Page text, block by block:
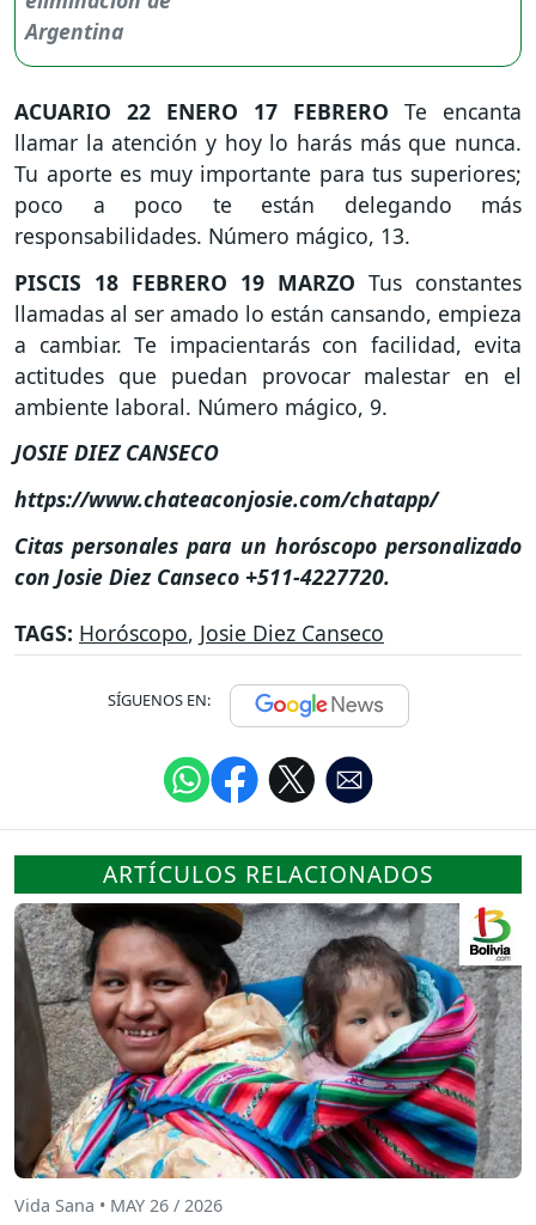
ACUARIO 22 ENERO 17 FEBRERO Te encanta
llamar la atención y hoy lo harás más que nunca.
Tu aporte es muy importante para tus superiores;
poco a poco te están delegando más
responsabilidades. Número mágico, 13.
PISCIS 18 FEBRERO 19 MARZO Tus constantes
llamadas al ser amado lo están cansando, empieza
a cambiar. Te impacientarás con facilidad, evita
actitudes que puedan provocar malestar en el
ambiente laboral. Número mágico, 9.
JOSIE DIEZ CANSECO
https://www.chateaconjosie.com/chatapp/
Citas personales para un horóscopo personalizado
con Josie Diez Canseco +511-4227720.
TAGS: Horóscopo, Josie Diez Canseco
SÍGUENOS EN:
ARTÍCULOS RELACIONADOS
Vida Sana • MAY 26 / 2026